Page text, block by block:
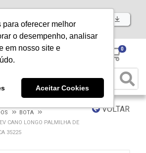
oferecer melhor
o desempenho, analisar
em nosso site e
Aceitar Cookies
Baixe já nosso APP
0
VOLTAR
BOTA
CANO LONGO PALMILHA DE
35225